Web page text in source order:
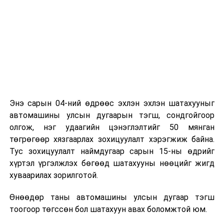
Энэ сарын 04-ний өдрөөс эхлэн эхлэн шатахууныг
автомашины улсын дугаарын тэгш, сондгойгоор
олгож, нэг удаагийн цэнэглэлтийг 50 мянган
төгрөгөөр хязгаарлах зохицуулалт хэрэгжиж байна.
Тус зохицуулалт наймдугаар сарын 15-ны өдрийг
хүртэл үргэлжлэх бөгөөд шатахууны нөөцийг жигд
хуваарилах зорилготой.
Өнөөдөр таны автомашины улсын дугаар тэгш
тоогоор төгссөн бол шатахуун авах боломжтой юм.